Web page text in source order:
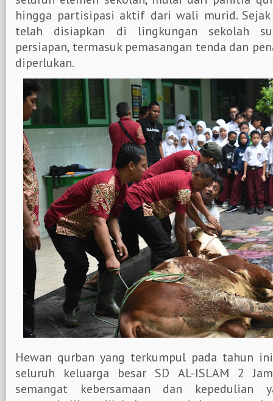
hingga partisipasi aktif dari wali murid. Sejak
telah disiapkan di lingkungan sekolah
persiapan, termasuk pemasangan tenda dan
diperlukan.
Hewan qurban yang terkumpul pada tahun
seluruh keluarga besar SD AL-ISLAM 2
semangat kebersamaan dan kepedulian